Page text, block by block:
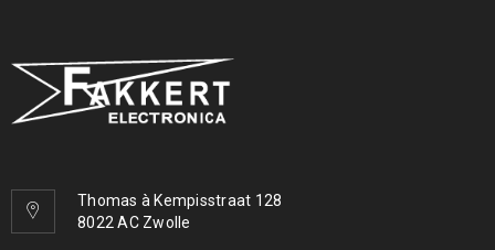
Thomas à Kempisstraat 128
8022 AC Zwolle